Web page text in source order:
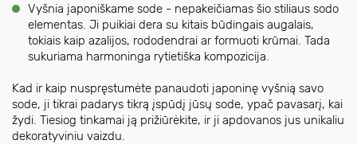
Vyšnia japoniškame sode - nepakeičiamas šio stiliaus sodo
elementas. Ji puikiai dera su kitais būdingais augalais,
tokiais kaip azalijos, rododendrai ar formuoti krūmai. Tada
sukuriama harmoninga rytietiška kompozicija.
Kad ir kaip nuspręstumėte panaudoti japoninę vyšnią savo
sode, ji tikrai padarys tikrą įspūdį jūsų sode, ypač pavasarį, kai
žydi. Tiesiog tinkamai ją prižiūrėkite, ir ji apdovanos jus unikaliu
dekoratyviniu vaizdu.